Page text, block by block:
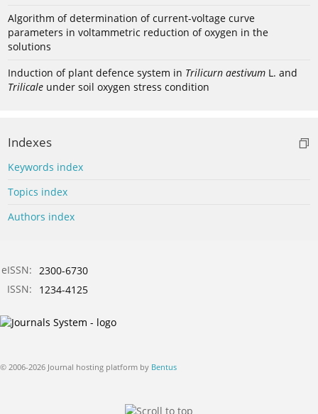
Algorithm of determination of current-voltage curve
parameters in voltammetric reduction of oxygen in the
solutions
Induction of plant defence system in Trilicurn aestivum L. and
Trilicale under soil oxygen stress condition
Indexes
Keywords index
Topics index
Authors index
eISSN: 2300-6730
ISSN:
1234-4125
© 2006-2026 Journal hosting platform by Bentus